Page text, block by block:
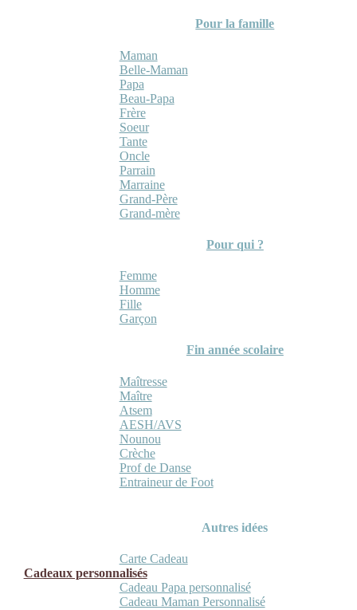
Pour la famille
Maman
Belle-Maman
Papa
Beau-Papa
Frère
Soeur
Tante
Oncle
Parrain
Marraine
Grand-Père
Grand-mère
Pour qui ?
Femme
Homme
Fille
Garçon
Fin année scolaire
Maîtresse
Maître
Atsem
AESH/AVS
Nounou
Crèche
Prof de Danse
Entraineur de Foot
Autres idées
Carte Cadeau
Cadeaux personnalisés
Cadeau Papa personnalisé
Cadeau Maman Personnalisé